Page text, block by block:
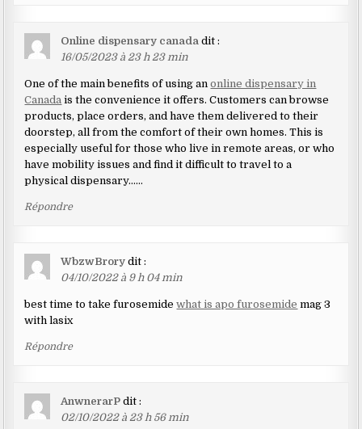
Online dispensary canada dit :
16/05/2023 à 23 h 23 min
One of the main benefits of using anonline dispensary in
Canada is the convenience it offers. Customers can browse
products, place orders, and have them delivered to their
doorstep, all from the comfort of their own homes. This is
especially useful for those who live in remote areas, or who
have mobility issues and find it difficult to travel to a
physical dispensary……
Répondre
WbzwBrory dit :
04/10/2022 à 9 h 04 min
best time to take furosemidewhat is apo furosemide mag 3
with lasix
Répondre
AnwnerarP dit :
02/10/2022 à 23 h 56 min